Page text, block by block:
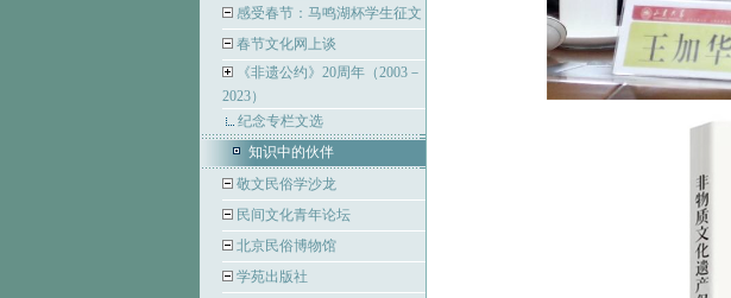
感受春节：马鸣湖杯学生征文
春节文化网上谈
《非遗公约》20周年（2003－
2023）
纪念专栏文选
知识中的伙伴
敬文民俗学沙龙
民间文化青年论坛
北京民俗博物馆
学苑出版社